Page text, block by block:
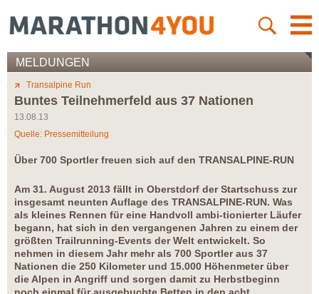
MELDUNGEN
Transalpine Run
Buntes Teilnehmerfeld aus 37 Nationen
13.08.13
Quelle: Pressemitteilung
Über 700 Sportler freuen sich auf den TRANSALPINE-RUN
Am 31. August 2013 fällt in Oberstdorf der Startschuss zur
insgesamt neunten Auflage des TRANSALPINE-RUN. Was
als kleines Rennen für eine Handvoll ambi-tionierter Läufer
begann, hat sich in den vergangenen Jahren zu einem der
größten Trailrunning-Events der Welt entwickelt. So
nehmen in diesem Jahr mehr als 700 Sportler aus 37
Nationen die 250 Kilometer und 15.000 Höhenmeter über
die Alpen in Angriff und sorgen damit zu Herbstbeginn